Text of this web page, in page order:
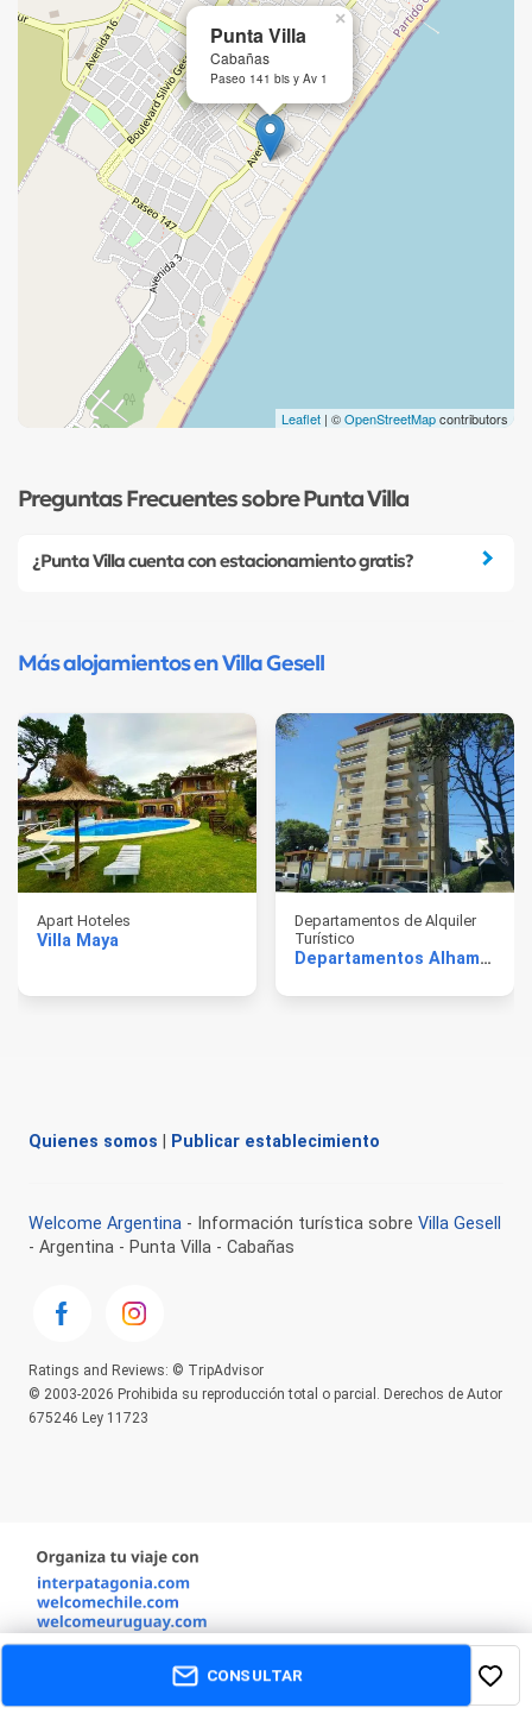
Punta Villa
Cabañas
Paseo 141 bis y Av 1
×
Leaflet | ©OpenStreetMapcontributors
Preguntas Frecuentes sobre Punta Villa
¿Punta Villa cuenta con estacionamiento gratis?
Más alojamientos en Villa Gesell
Apart Hoteles
Villa Maya
Departamentos de Alquiler
Turístico
Departamentos Alhambra
CONSULTAR
Quienes somos Publicar establecimiento
Welcome Argentina - Información turística sobre Villa Gesell
- Argentina - Punta Villa - Cabañas
Ratings and Reviews: © TripAdvisor
© 2003-2026 Prohibida su reproducción total o parcial. Derechos de Autor
675246 Ley 11723